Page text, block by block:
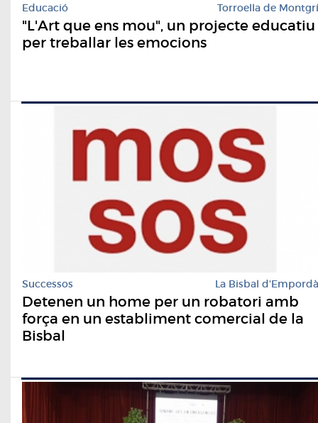
Educació Torroella de Montgrí
"L'Art que ens mou", un projecte educatiu
per treballar les emocions
Successos La Bisbal d'Empordà
Detenen un home per un robatori amb
força en un establiment comercial de la
Bisbal